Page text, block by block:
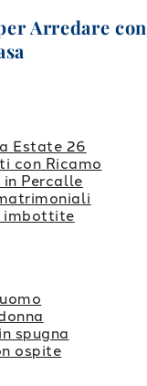
Arredare con
Estate 26
con Ricamo
in Percalle
imbottite
spugna
ospite